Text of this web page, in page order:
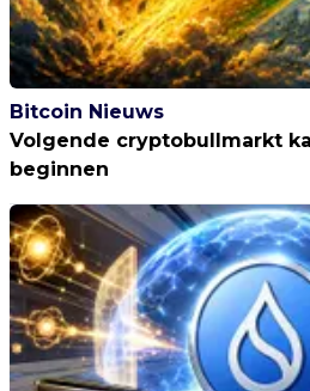
Bitcoin Nieuws
Volgende cryptobullmarkt
beginnen